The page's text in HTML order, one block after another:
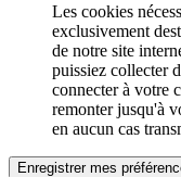
Les cookies
exclusivement
de notre site
puissiez collecter
connecter à votre
remonter jusqu'à
en aucun cas
Enregistrer mes